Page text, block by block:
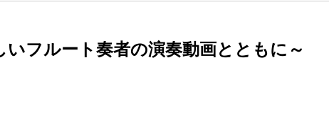
フルート奏者の演奏動画とともに～